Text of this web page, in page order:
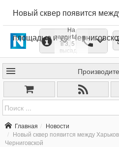
Новый сквер появится
площадью и ул.
На
территории
в 3, 5 га
высадят
кусты,
деревья,
проложат
дорожки и
установят
лавочки. А
наилучшие
создадут из
цветов
Главная
Новости
Новый сквер появится между
Черниговской